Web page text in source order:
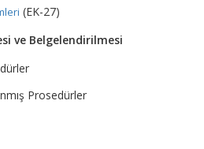
(EK-27)
ve Belgelendirilmesi
Prosedürler